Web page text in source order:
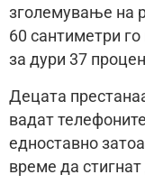
зголемување на
60 сантиметри
за дури 37
Децата
вадат
едноставно
време да стигнат